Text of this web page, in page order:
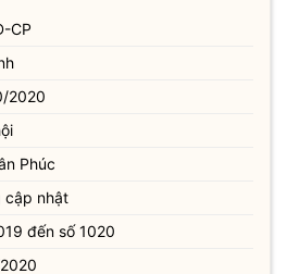
CP
2020
Phúc
cập nhật
đến số 1020